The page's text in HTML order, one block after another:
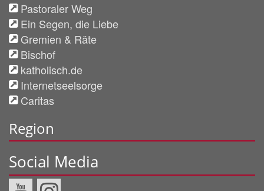
Pastoraler Weg
Ein Segen, die Liebe
Gremien & Räte
Bischof
katholisch.de
Internetseelsorge
Caritas
Region
Social Media